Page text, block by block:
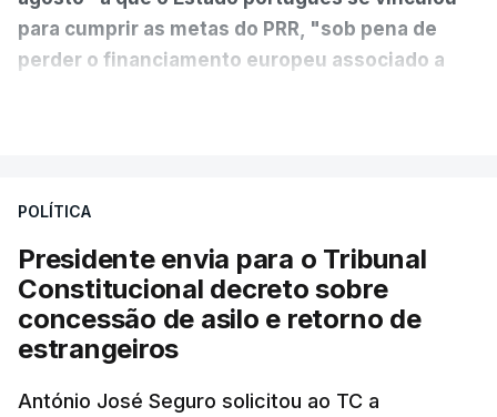
para cumprir as metas do PRR, "sob pena de
perder o financiamento europeu associado a
sistema mais simples, mais justo e transparente".
"Sempre que seja possível reduzir burocracias,
eliminar sobreposições e garantir que os apoios
chegam a quem mais necessita, estaremos a dar
um passo na direção certa", argumenta o
Presidente da República.
POLÍTICA
Presidente envia para o Tribunal
Constitucional decreto sobre
concessão de asilo e retorno de
estrangeiros
António José Seguro solicitou ao TC a